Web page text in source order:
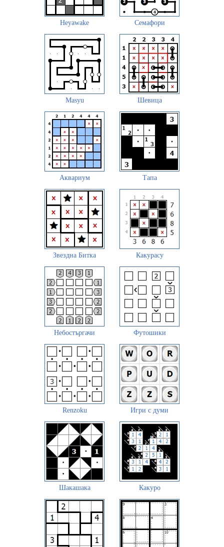
Heyawake Семафори
Masyu Шевица
Аквариум Тапа
Звездна Битка Какурасу
Небостъргачи Футошики
Renzoku Игри с думи
Шакашака Какуро